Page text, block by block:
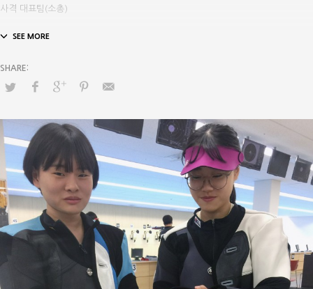
사격 대표팀(소총)